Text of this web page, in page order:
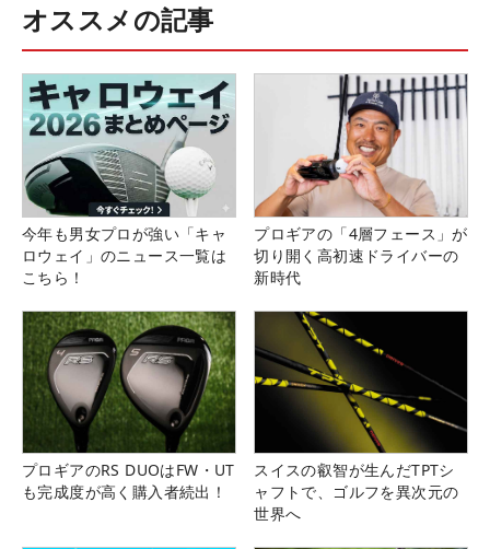
オススメの記事
今年も男女プロが強い「キャ
ロウェイ」のニュース一覧は
こちら！
プロギアの「4層フェース」が
切り開く高初速ドライバーの
新時代
プロギアのRS DUOはFW・UT
も完成度が高く購入者続出！
スイスの叡智が生んだTPTシ
ャフトで、ゴルフを異次元の
世界へ